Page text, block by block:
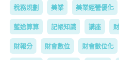
稅務規劃 美業 美業經營優化
藍途算算 記帳知識 講座
財報分 財會數位 財會數位化